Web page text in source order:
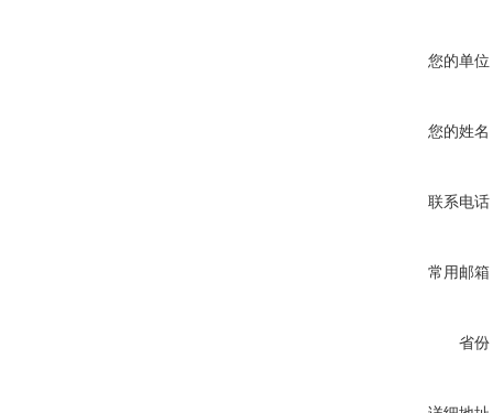
您的单位
您的姓名
联系电话
常用邮箱
省份